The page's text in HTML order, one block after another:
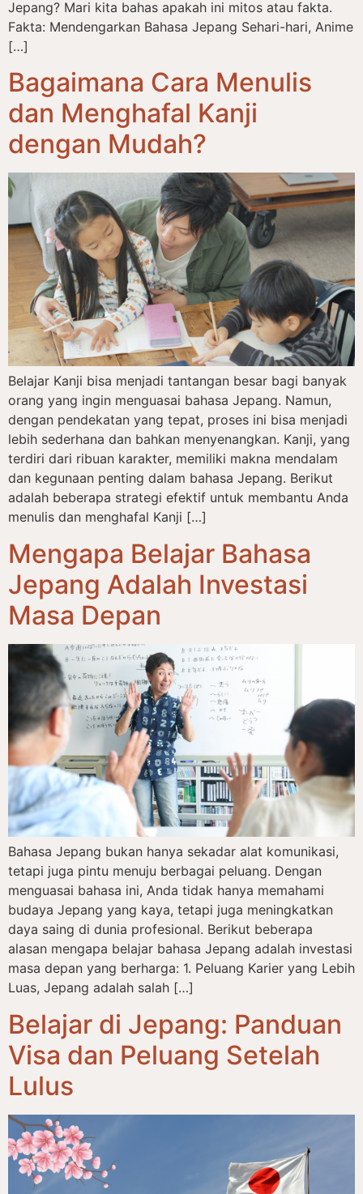
Jepang? Mari kita bahas apakah ini mitos atau fakta.
Fakta: Mendengarkan Bahasa Jepang Sehari-hari, Anime
[…]
Bagaimana Cara Menulis
dan Menghafal Kanji
dengan Mudah?
Belajar Kanji bisa menjadi tantangan besar bagi banyak
orang yang ingin menguasai bahasa Jepang. Namun,
dengan pendekatan yang tepat, proses ini bisa menjadi
lebih sederhana dan bahkan menyenangkan. Kanji, yang
terdiri dari ribuan karakter, memiliki makna mendalam
dan kegunaan penting dalam bahasa Jepang. Berikut
adalah beberapa strategi efektif untuk membantu Anda
menulis dan menghafal Kanji […]
Mengapa Belajar Bahasa
Jepang Adalah Investasi
Masa Depan
Bahasa Jepang bukan hanya sekadar alat komunikasi,
tetapi juga pintu menuju berbagai peluang. Dengan
menguasai bahasa ini, Anda tidak hanya memahami
budaya Jepang yang kaya, tetapi juga meningkatkan
daya saing di dunia profesional. Berikut beberapa
alasan mengapa belajar bahasa Jepang adalah investasi
masa depan yang berharga: 1. Peluang Karier yang Lebih
Luas, Jepang adalah salah […]
Belajar di Jepang: Panduan
Visa dan Peluang Setelah
Lulus